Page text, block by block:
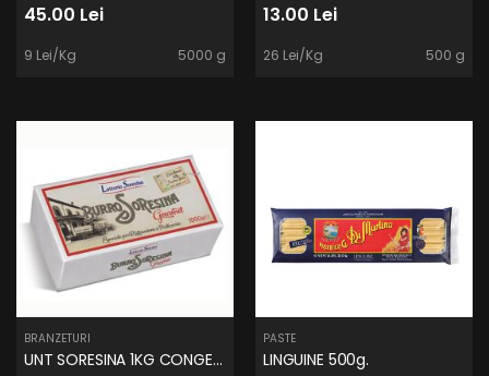
45.00 Lei
9 Lei/Kg 5000 g
13.00 Lei
26 Lei/Kg 500 g
BRANZETURI
UNT SORESINA 1KG CONGELAT
PASTE
LINGUINE 500g.